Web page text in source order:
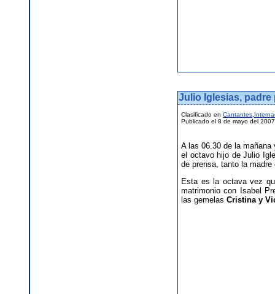
Julio Iglesias, padre
Clasificado en Cantantes
Publicado el 8 de mayo del 2007
A las 06.30 de la
el octavo hijo de Julio
de prensa, tanto la
Esta es la octava vez
matrimonio con Isabel
las gemelas Cristina y